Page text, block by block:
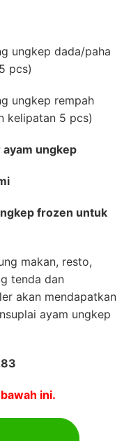
ungkep dada/paha
pcs)
ungkep rempah
kelipatan 5 pcs)
ayam ungkep
frozen untuk
makan, resto,
tenda dan
akan mendapatkan
ayam ungkep
ini.